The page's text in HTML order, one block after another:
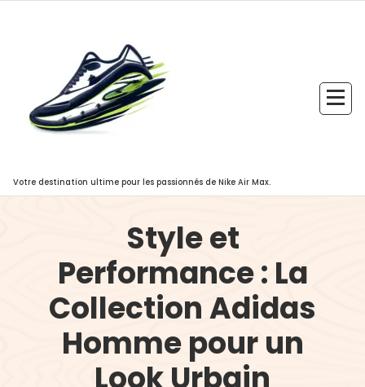
Votre destination ultime pour les passionnés de Nike Air Max.
Style et
Performance : La
Collection Adidas
Homme pour un
Look Urbain